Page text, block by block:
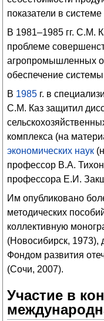
показатели в
В 1981–1985 гг. С.М.
проблеме
агропромышленных
обеспечение системы
В 1985г. в
С.М. Каз защитил
комплекса (на
экономических наук
профессор В.А.
профессора Е.И.
Им опубликовано
методических
коллективную
(Новосибирск, 1973),
Фондом развития
(Сочи, 2007).
Участие в